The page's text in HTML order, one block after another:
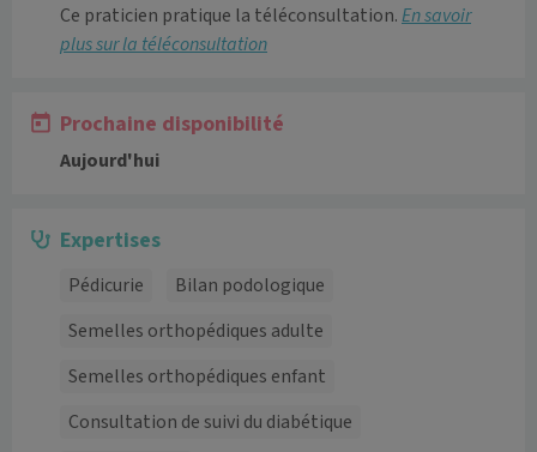
Ce praticien pratique la téléconsultation.En savoir
plus sur la téléconsultation
Prochaine disponibilité
Aujourd'hui
Expertises
Pédicurie
Bilan podologique
Semelles orthopédiques adulte
Semelles orthopédiques enfant
Consultation de suivi du diabétique